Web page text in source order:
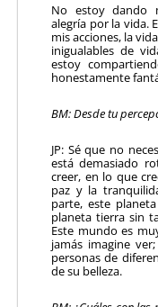
No estoy dando
alegría por la vida.
mis acciones, la
inigualables de
estoy
honestamente
BM: Desde tu
JP: Sé que no
está demasiado
creer, en lo que
paz y la
parte, este
planeta tierra sin
Este mundo es
jamás imagine
personas de
de su belleza.